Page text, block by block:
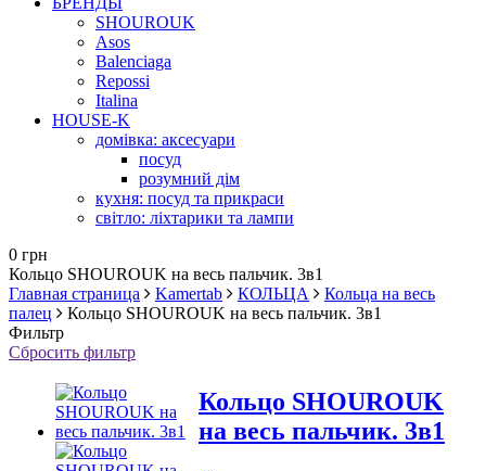
SHOUROUK
Asos
Balenciaga
Repossi
Italina
HOUSE-K
домівка: аксесуари
посуд
розумний дім
кухня: посуд та прикраси
світло: ліхтарики та лампи
0 грн
Кольцо SHOUROUK на весь пальчик. 3в1
Главная страница
Kamertab КОЛЬЦА
Кольца на весь
палец
Кольцо SHOUROUK на весь пальчик. 3в1
Фильтр
Сбросить фильтр
Кольцо SHOUROUK
на весь пальчик. 3в1